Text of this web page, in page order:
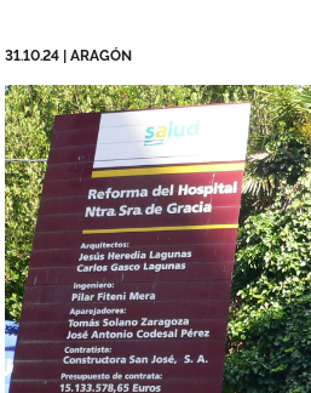
31.10.24 ARAGÓN